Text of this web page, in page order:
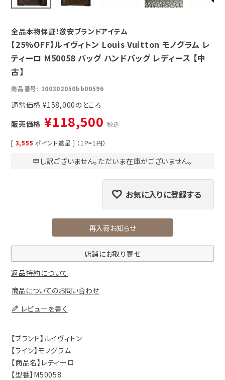
全品本物保証！激安ブランドアイテム
【25%OFF】ルイヴィトン Louis Vuitton モノグラム レ
ティーロ M50058 バッグ ハンドバッグ レディース 【中
古】
商品番号 100302050bb00596
通常価格 ¥158,000
販売価格 ¥118,500 税込
[ 3,555 ポイント進呈 ] （1P=1円）
申し訳ございません。ただいま在庫がございません。
お気に入りに登録する
再入荷お知らせ
店舗にお取り寄せ
返品特約について
商品についてのお問い合わせ
レビューを書く
【ブランド】ルイヴィトン
【ライン】モノグラム
【商品名】レティーロ
【型番】M50058